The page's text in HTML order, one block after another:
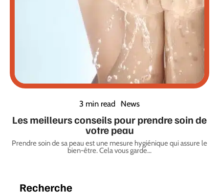
3 min read News
Les meilleurs conseils pour prendre soin de
votre peau
Prendre soin de sa peau est une mesure hygiénique qui assure le
bien-être. Cela vous garde…
Recherche